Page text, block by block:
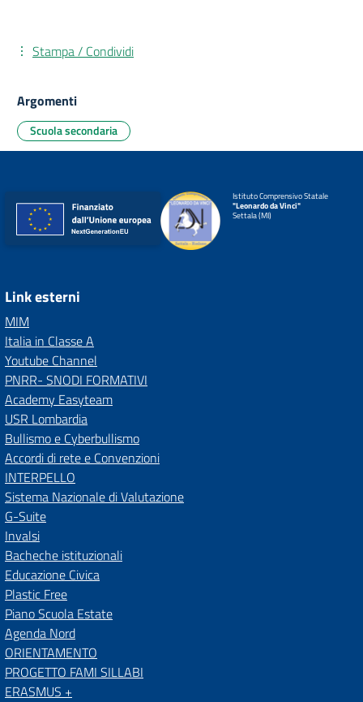
Stampa / Condividi
Argomenti
Scuola secondaria
Istituto Comprensivo Statale
"Leonardo da Vinci"
Settala (MI)
Link esterni
MIM
Italia in Classe A
Youtube Channel
PNRR- SNODI FORMATIVI
Academy Easyteam
USR Lombardia
Bullismo e Cyberbullismo
Accordi di rete e Convenzioni
INTERPELLO
Sistema Nazionale di Valutazione
G-Suite
Invalsi
Bacheche istituzionali
Educazione Civica
Plastic Free
Piano Scuola Estate
Agenda Nord
ORIENTAMENTO
PROGETTO FAMI SILLABI
ERASMUS +